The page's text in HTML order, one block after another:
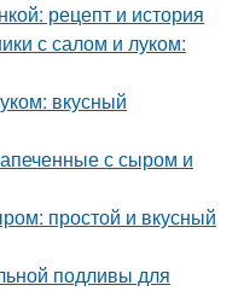
рецепт и история
с салом и луком:
вкусный
с сыром и
простой и вкусный
подливы для